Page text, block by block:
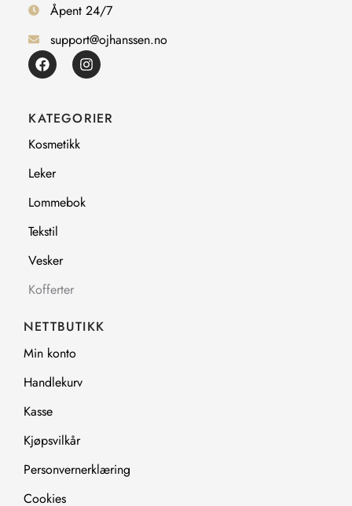
Åpent 24/7
support@ojhanssen.no
F
a
b
o
o
I
n
a
g
KATEGORIER
Kosmetikk
Leker
Lommebok
Tekstil
Vesker
Kofferter
NETTBUTIKK
Min konto
Handlekurv
Kasse
Kjøpsvilkår
Personvernerklæring
Cookies